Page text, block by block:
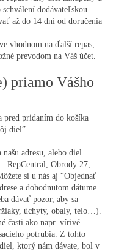
dodávateľskou
až do 14 dní od doručenia
vhodnom na ďalší repas,
prevodom na Váš účet.
priamo Vášho
pred pridaním do košíka
diel”.
adresu, alebo diel
RepCentral, Obrody 27,
si u nás aj “Objednať
a dohodnutom dátume.
dávať pozor, aby sa
úchyty, obaly, telo…).
časti ako napr. vírivé
potrubia. Z tohto
ktorý nám dávate, bol v